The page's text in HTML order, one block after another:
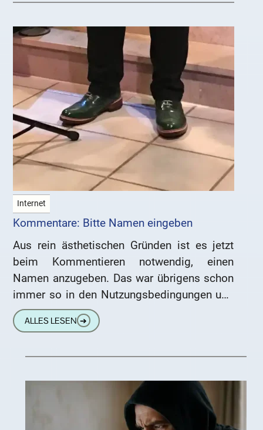
Internet
Kommentare: Bitte Namen eingeben
Aus rein ästhetischen Gründen ist es jetzt
beim Kommentieren notwendig, einen
Namen anzugeben. Das war übrigens schon
immer so in den Nutzungsbedingungen und
der Datenschutzerklärung festgehalten.
Weiterhin kannst Du natürlich
ALLES LESEN ➔